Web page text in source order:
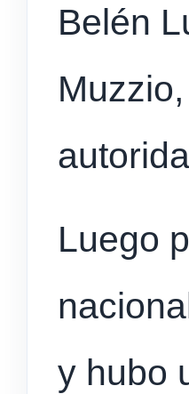
Belén
Luego
y hubo